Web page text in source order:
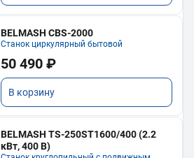
BELMASH CBS-2000
Станок циркулярный бытовой
50 490 ₽
В корзину
BELMASH TS-250ST1600/400 (2.2
кВт, 400 В)